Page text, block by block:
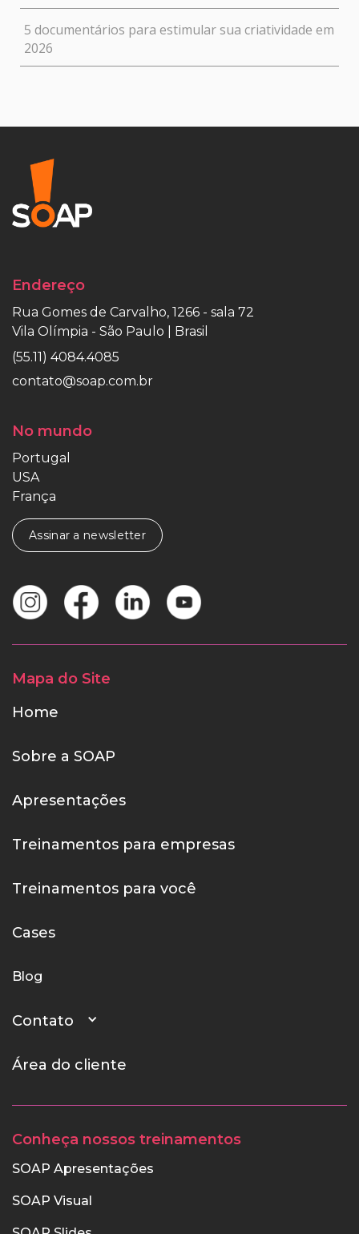
5 documentários para estimular sua criatividade em
2026
Endereço
Rua Gomes de Carvalho, 1266 - sala 72
Vila Olímpia - São Paulo | Brasil
(55.11) 4084.4085
contato@soap.com.br
No mundo
Portugal
USA
França
Assinar a newsletter
Mapa do Site
Home
Sobre a SOAP
Apresentações
Treinamentos para empresas
Treinamentos para você
Cases
Blog
Contato
Área do cliente
Conheça nossos treinamentos
SOAP Apresentações
SOAP Visual